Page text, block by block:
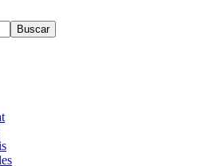
Buscar